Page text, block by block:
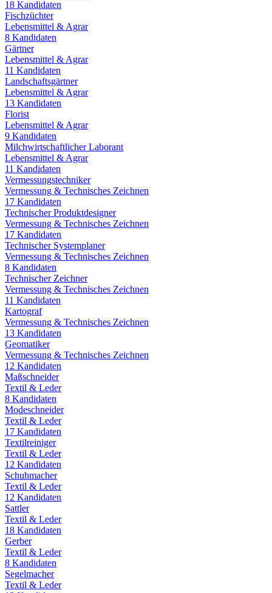
18 Kandidaten
Fischzüchter
Lebensmittel & Agrar
8 Kandidaten
Gärtner
Lebensmittel & Agrar
11 Kandidaten
Landschaftsgärtner
Lebensmittel & Agrar
13 Kandidaten
Florist
Lebensmittel & Agrar
9 Kandidaten
Milchwirtschaftlicher Laborant
Lebensmittel & Agrar
11 Kandidaten
Vermessungstechniker
Vermessung & Technisches Zeichnen
17 Kandidaten
Technischer Produktdesigner
Vermessung & Technisches Zeichnen
17 Kandidaten
Technischer Systemplaner
Vermessung & Technisches Zeichnen
8 Kandidaten
Technischer Zeichner
Vermessung & Technisches Zeichnen
11 Kandidaten
Kartograf
Vermessung & Technisches Zeichnen
13 Kandidaten
Geomatiker
Vermessung & Technisches Zeichnen
12 Kandidaten
Maßschneider
Textil & Leder
8 Kandidaten
Modeschneider
Textil & Leder
17 Kandidaten
Textilreiniger
Textil & Leder
12 Kandidaten
Schuhmacher
Textil & Leder
12 Kandidaten
Sattler
Textil & Leder
18 Kandidaten
Gerber
Textil & Leder
8 Kandidaten
Segelmacher
Textil & Leder